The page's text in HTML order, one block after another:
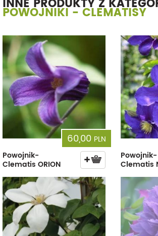
POWOJNIKI - CLEMATISY
60,00 PLN
Powojnik-
Clematis ORION
Powojnik-
Clematis